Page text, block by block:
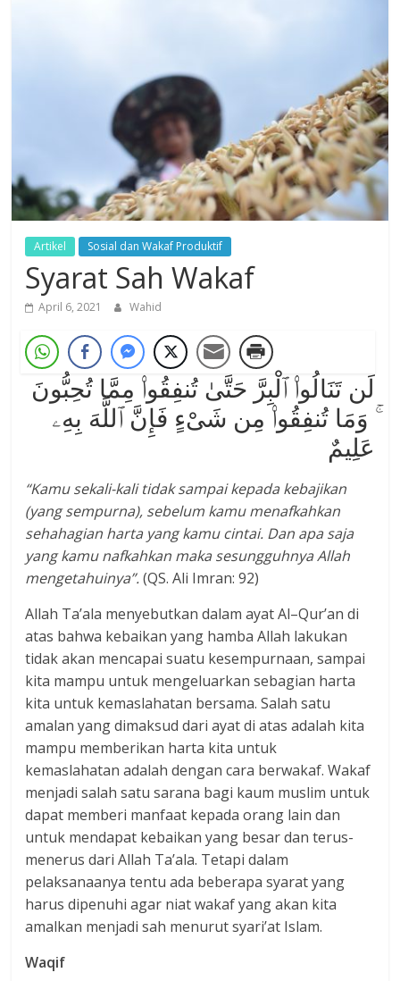
Artikel Sosial dan Wakaf Produktif
Syarat Sah Wakaf
April 6, 2021 Wahid
لَن تَنَالُوا۟ ٱلْبِرَّ حَتَّىٰ تُنفِقُوا۟ مِمَّا تُحِبُّونَ
ۚ وَمَا تُنفِقُوا۟ مِن شَىْءٍ فَإِنَّ ٱللَّهَ بِهِۦ
عَلِيمٌ
“Kamu sekali-kali tidak sampai kepada kebajikan
(yang sempurna), sebelum kamu menafkahkan
sehahagian harta yang kamu cintai. Dan apa saja
yang kamu nafkahkan maka sesungguhnya Allah
mengetahuinya”.(QS. Ali Imran: 92)
Allah Ta’ala menyebutkan dalam ayat Al–Qur’an di
atas bahwa kebaikan yang hamba Allah lakukan
tidak akan mencapai suatu kesempurnaan, sampai
kita mampu untuk mengeluarkan sebagian harta
kita untuk kemaslahatan bersama. Salah satu
amalan yang dimaksud dari ayat di atas adalah kita
mampu memberikan harta kita untuk
kemaslahatan adalah dengan cara berwakaf. Wakaf
menjadi salah satu sarana bagi kaum muslim untuk
dapat memberi manfaat kepada orang lain dan
untuk mendapat kebaikan yang besar dan terus-
menerus dari Allah Ta’ala. Tetapi dalam
pelaksanaanya tentu ada beberapa syarat yang
harus dipenuhi agar niat wakaf yang akan kita
amalkan menjadi sah menurut syari’at Islam.
Waqif